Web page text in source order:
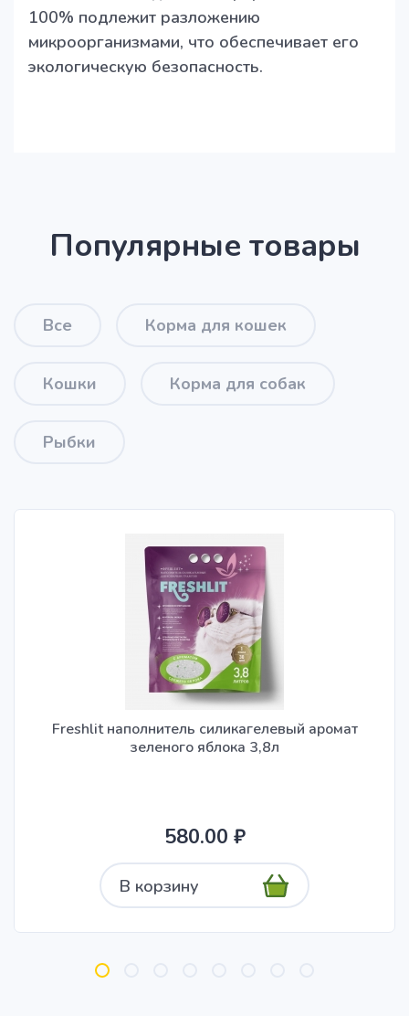
100% подлежит разложению
микроорганизмами, что обеспечивает его
экологическую безопасность.
Популярные товары
Все Корма для кошек
Кошки Корма для собак
Рыбки
Freshlit наполнитель силикагелевый аромат
зеленого яблока 3,8л
580.00 ₽
В корзину